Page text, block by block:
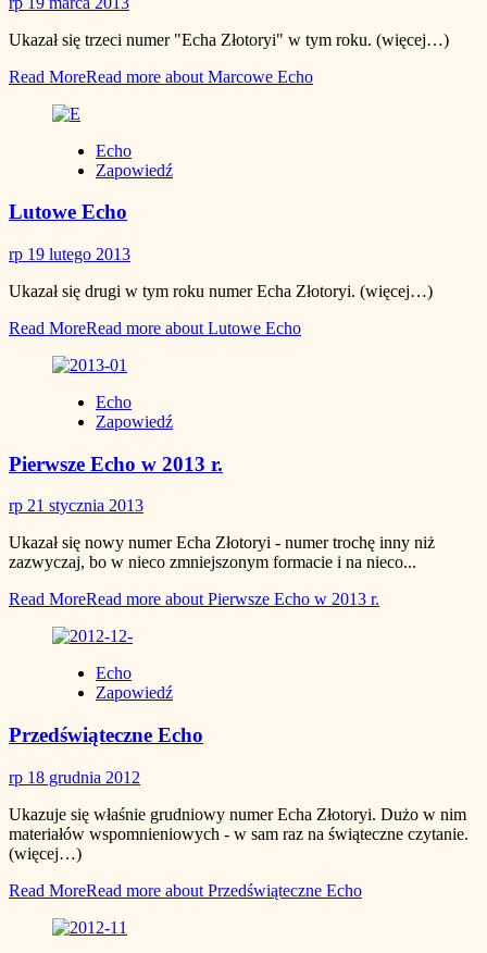
Ukazał się trzeci numer "Echa Złotoryi" w tym roku. (więcej…)
Read MoreRead more about Marcowe Echo
Echo
Zapowiedź
Lutowe Echo
rp 19 lutego 2013
Ukazał się drugi w tym roku numer Echa Złotoryi. (więcej…)
Read MoreRead more about Lutowe Echo
Echo
Zapowiedź
Pierwsze Echo w 2013 r.
rp 21 stycznia 2013
Ukazał się nowy numer Echa Złotoryi - numer trochę inny niż
zazwyczaj, bo w nieco zmniejszonym formacie i na nieco...
Read MoreRead more about Pierwsze Echo w 2013 r.
Echo
Zapowiedź
Przedświąteczne Echo
rp 18 grudnia 2012
Ukazuje się właśnie grudniowy numer Echa Złotoryi. Dużo w nim
materiałów wspomnieniowych - w sam raz na świąteczne czytanie.
(więcej…)
Read MoreRead more about Przedświąteczne Echo